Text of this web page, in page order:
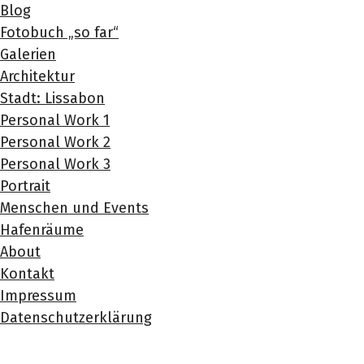
Blog
Fotobuch „so far“
Galerien
Architektur
Stadt: Lissabon
Personal Work 1
Personal Work 2
Personal Work 3
Portrait
Menschen und Events
Hafenräume
About
Kontakt
Impressum
Datenschutzerklärung